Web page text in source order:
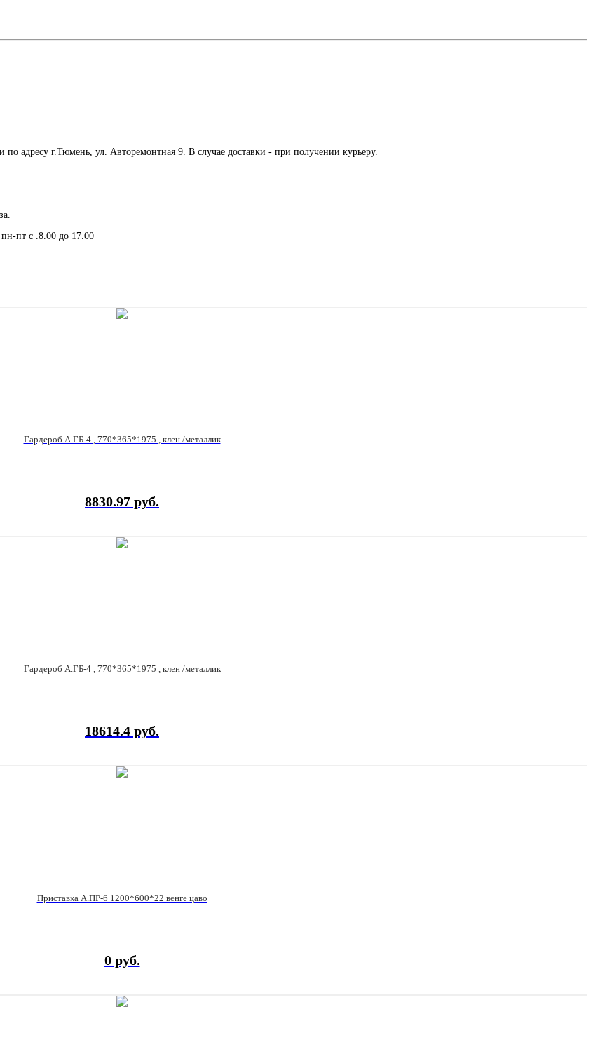
адресу г.Тюмень, ул. Авторемонтная 9. В случае доставки - при получении курьеру.
пт с .8.00 до 17.00
Гардероб А.ГБ-4 , 770*365*1975 , клен /металлик
8830.97 руб.
Гардероб А.ГБ-4 , 770*365*1975 , клен /металлик
18614.4 руб.
Приставка А.ПР-6 1200*600*22 венге цаво
0 руб.